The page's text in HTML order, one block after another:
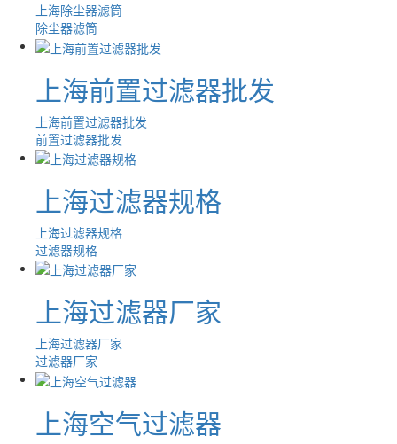
上海除尘器滤筒
除尘器滤筒
上海前置过滤器批发
上海前置过滤器批发
前置过滤器批发
上海过滤器规格
上海过滤器规格
过滤器规格
上海过滤器厂家
上海过滤器厂家
过滤器厂家
上海空气过滤器